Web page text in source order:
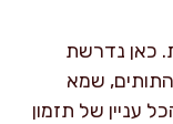
כאן נדרשת
שמא
עניין של תזמון